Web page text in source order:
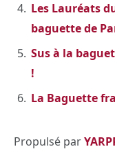
Les Lauréats
baguette de
Sus à la
!
La Baguette
Propulsé par